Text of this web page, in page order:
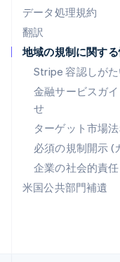
データ処理規約
翻訳
地域の規制に関す
Stripe 容認しが
金融サービスガ
せ
ターゲット市場
必須の規制開示 (
企業の社会的責
米国公共部門補遺
English
English简体中文
メキシコ
Español English
ラトビア
English
リトアニア
English
リヒテンシュタ
Deutsch English
English